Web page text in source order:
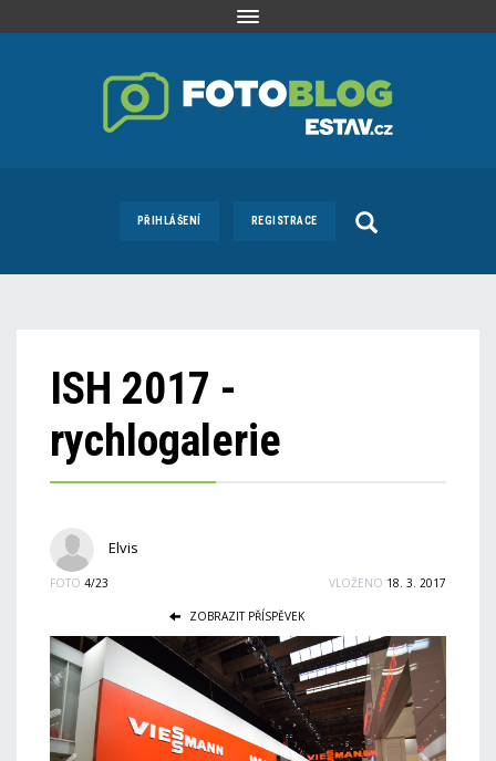
Toggle
PŘIHLÁŠENÍ REGISTRACE
ISH 2017 -
rychlogalerie
Elvis
FOTO 4/23 VLOŽENO 18. 3. 2017
ZOBRAZIT PŘÍSPĚVEK